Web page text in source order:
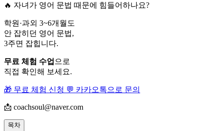
🔥 자녀가 영어 문법 때문에 힘들어하나요?
학원·과외 3~6개월도
안 잡히던 영어 문법,
3주면 잡힙니다.
무료 체험 수업 으로
직접 확인해 보세요.
🎁 무료 체험 신청 💬 카카오톡으로 문의
📩 coachsoul@naver.com
목차